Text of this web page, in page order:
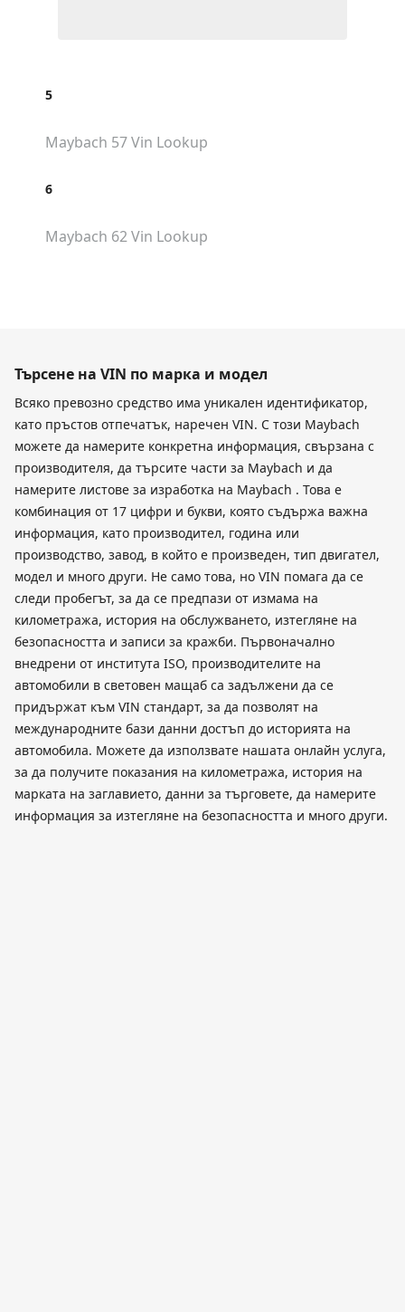
5
Maybach 57Vin Lookup
6
Maybach 62Vin Lookup
Търсене на VIN по марка и модел
Всяко превозно средство има уникален идентификатор,
като пръстов отпечатък, наречен VIN. С този Maybach
можете да намерите конкретна информация, свързана с
производителя, да търсите части за Maybach и да
намерите листове за изработка на Maybach . Това е
комбинация от 17 цифри и букви, която съдържа важна
информация, като производител, година или
производство, завод, в който е произведен, тип двигател,
модел и много други. Не само това, но VIN помага да се
следи пробегът, за да се предпази от измама на
километража, история на обслужването, изтегляне на
безопасността и записи за кражби. Първоначално
внедрени от института ISO, производителите на
автомобили в световен мащаб са задължени да се
придържат към VIN стандарт, за да позволят на
международните бази данни достъп до историята на
автомобила. Можете да използвате нашата онлайн услуга,
за да получите показания на километража, история на
марката на заглавието, данни за търговете, да намерите
информация за изтегляне на безопасността и много други.